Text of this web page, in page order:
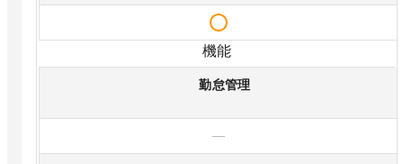
機能
勤怠管理
—